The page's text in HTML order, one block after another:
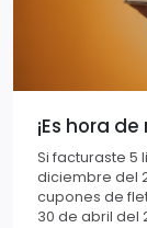
¡Es hora
Si facturaste 5
diciembre del
cupones de
30 de abril del